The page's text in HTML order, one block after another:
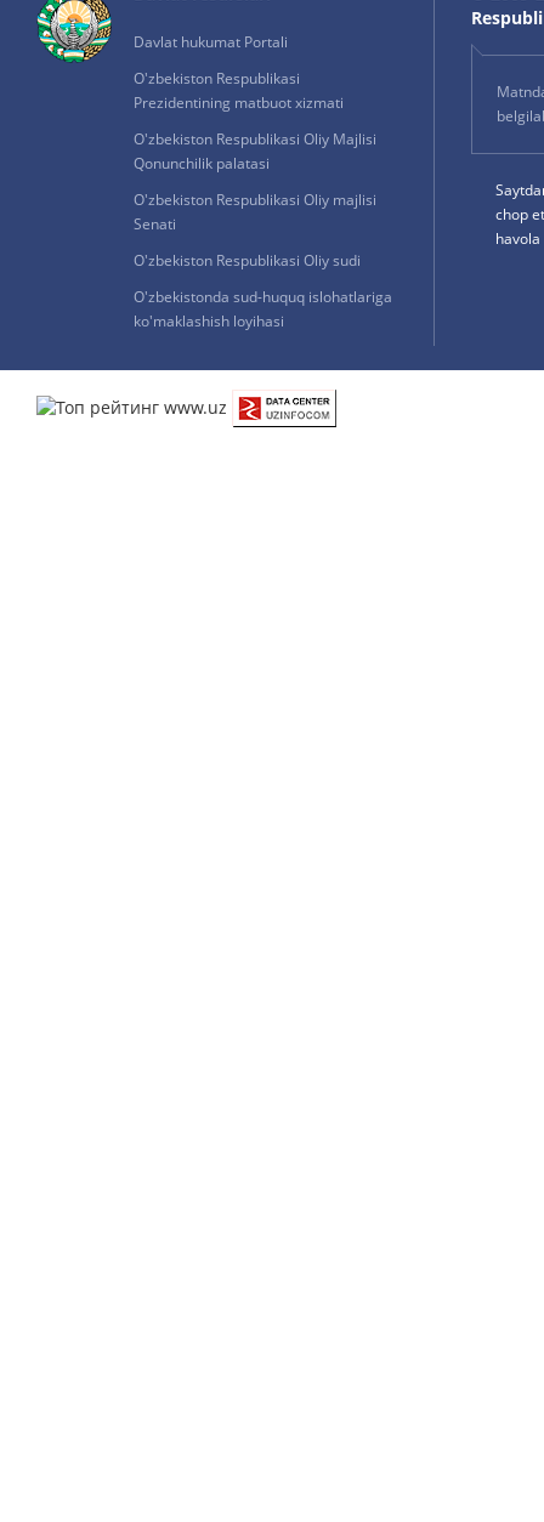
Davlat hukumat Portali
O'zbekiston Respublikasi
Prezidentining matbuot xizmati
O'zbekiston Respublikasi Oliy Majlisi
Qonunchilik palatasi
O'zbekiston Respublikasi Oliy majlisi
Senati
O'zbekiston Respublikasi Oliy sudi
O'zbekistonda sud-huquq islohatlariga
ko'maklashish loyihasi
chop